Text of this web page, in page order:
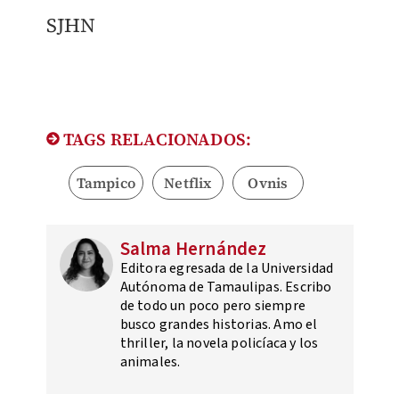
SJHN
TAGS RELACIONADOS:
Tampico Netflix Ovnis
Salma Hernández
Editora egresada de la Universidad
Autónoma de Tamaulipas. Escribo
de todo un poco pero siempre
busco grandes historias. Amo el
thriller, la novela policíaca y los
animales.